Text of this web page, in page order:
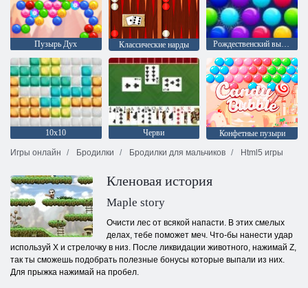
Пузырь Дух Классические нарды Рождественский выпуск: Забавные пузыри
10х10 Черви
Конфетные пузыри
Игры онлайн
Бродилки Бродилки для мальчиков Html5 игры
Кленовая история
Maple story
Очисти лес от всякой напасти. В этих смелых
делах, тебе поможет меч. Что-бы нанести удар
используй X и стрелочку в низ. После ликвидации животного, нажимай Z,
так ты сможешь подобрать полезные бонусы которые выпали из них.
Для прыжка нажимай на пробел.